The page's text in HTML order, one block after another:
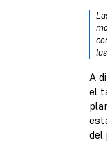
A
el
del